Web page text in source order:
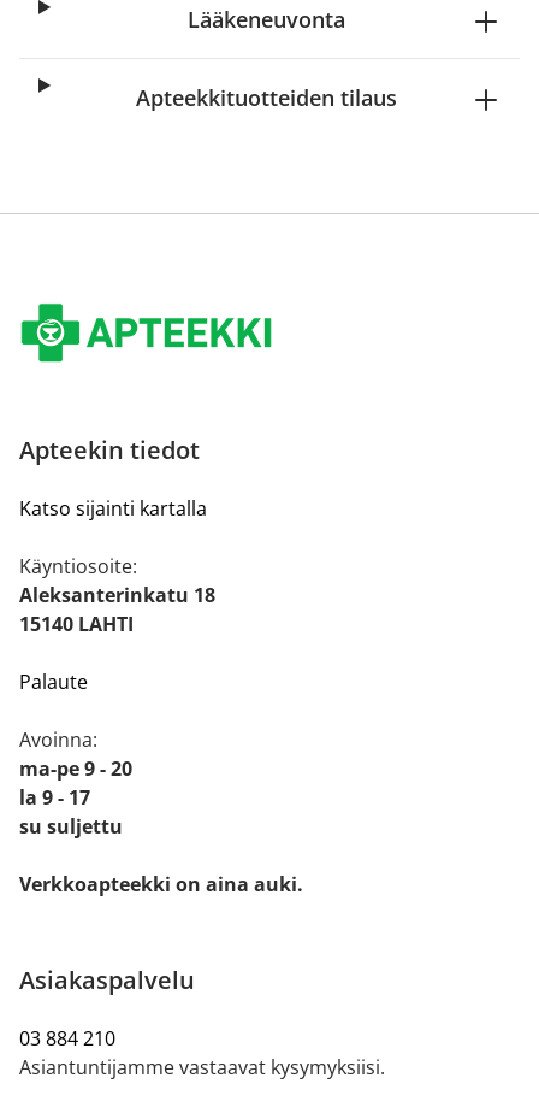
Lääkeneuvonta
Apteekkituotteiden tilaus
Apteekin tiedot
Katso sijainti kartalla
Käyntiosoite:
Aleksanterinkatu 18
15140 LAHTI
Palaute
Avoinna:
ma-pe 9 - 20
la 9 - 17
su suljettu
Verkkoapteekki on aina auki.
Asiakaspalvelu
03 884 210
Asiantuntijamme vastaavat kysymyksiisi.